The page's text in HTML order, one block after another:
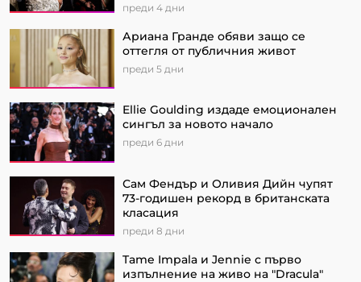
преди 4 дни
Ариана Гранде обяви защо се
оттегля от публичния живот
преди 5 дни
Ellie Goulding издаде емоционален
сингъл за новото начало
преди 6 дни
Сам Фендър и Оливия Дийн чупят
73-годишен рекорд в британската
класация
преди 8 дни
Tame Impala и Jennie с първо
изпълнение на живо на "Dracula"